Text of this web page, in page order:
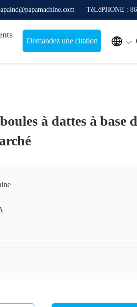
TéLéPHONE :
Demandez une citation 
à dattes à base